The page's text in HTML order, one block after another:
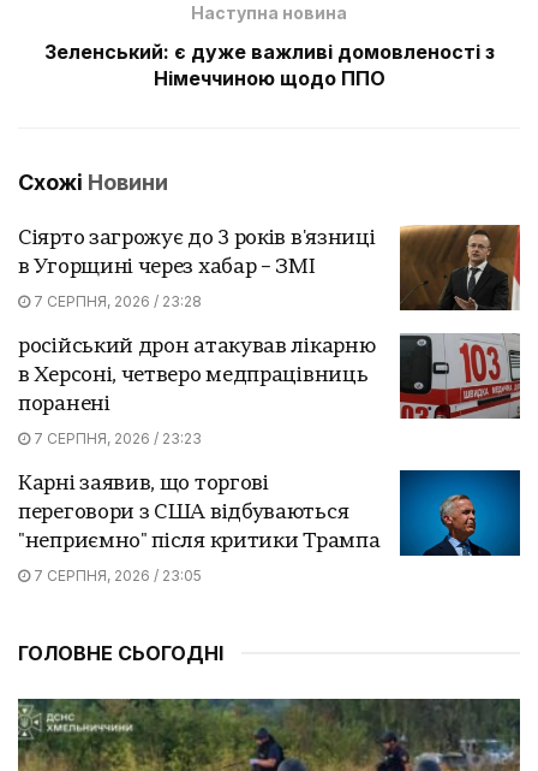
Наступна новина
Зеленський: є дуже важливі домовленості з
Німеччиною щодо ППО
Схожі Новини
Сіярто загрожує до 3 років в'язниці
в Угорщині через хабар – ЗМІ
7 СЕРПНЯ, 2026 / 23:28
російський дрон атакував лікарню
в Херсоні, четверо медпрацівниць
поранені
7 СЕРПНЯ, 2026 / 23:23
Карні заявив, що торгові
переговори з США відбуваються
"неприємно" після критики Трампа
7 СЕРПНЯ, 2026 / 23:05
ГОЛОВНЕ СЬОГОДНІ